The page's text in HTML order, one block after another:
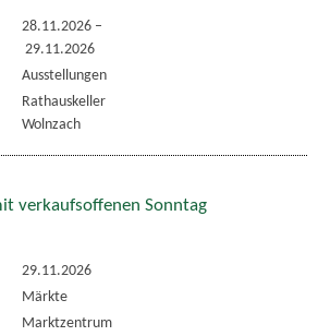
28.11.2026–
29.11.2026
Ausstellungen
Rathauskeller
Wolnzach
verkaufsoffenen Sonntag
29.11.2026
Märkte
Marktzentrum